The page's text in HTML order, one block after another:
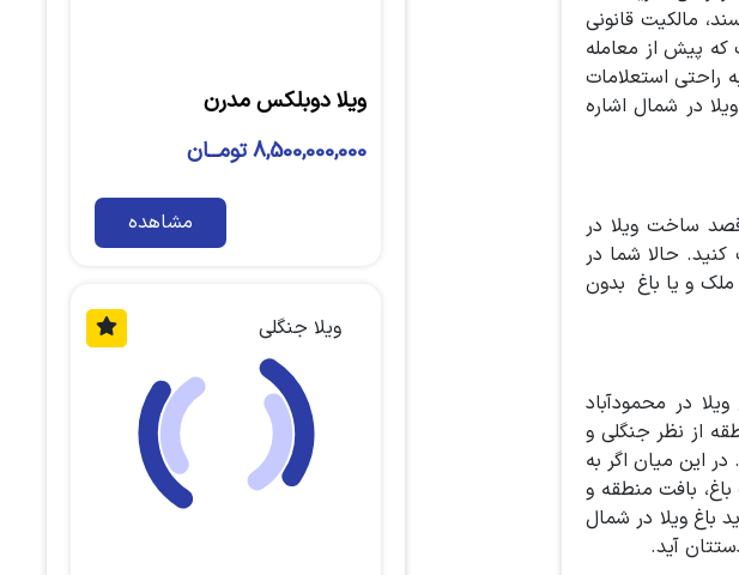
مالکیت قانونی
که پیش از معامله
راحتی استعلامات
در شمال اشاره
ساخت ویلا در
حالا شما در
ملک و یا باغ بدون
در محمودآباد
از نظر جنگلی و
این میان اگر به
باغ، بافت منطقه و
باغ ویلا در شمال
آید.
ویلا دوبلکس مدرن
8,500,000,000 تومــان
مشاهده
ویلا جنگلی